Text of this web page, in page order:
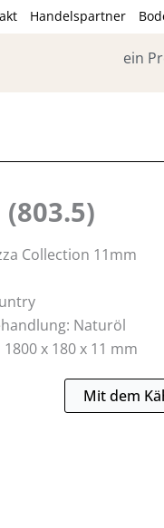
Handelspartner
(803.5)
Collection 11mm
Naturöl
x 180 x 11 mm
Mit dem